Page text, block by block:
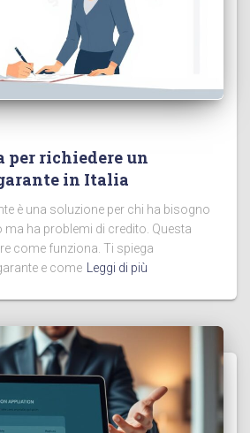
per richiedere un
in Italia
è una soluzione per chi ha bisogno
ma ha problemi di credito. Questa
come funziona. Ti spiega
e come Leggi di più